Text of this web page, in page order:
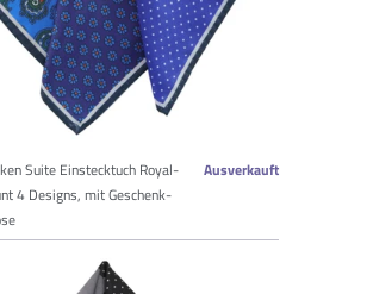
Suite Einstecktuch Royal-
4 Designs, mit Geschenk-
Ausverkauft